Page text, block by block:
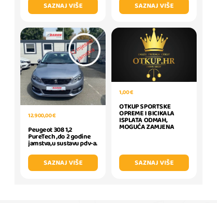
SAZNAJ VIŠE
SAZNAJ VIŠE
12.900,00 €
Peugeot 308 1,2
PureTech ,do 2 godine
jamstva,u sustavu pdv-a.
SAZNAJ VIŠE
1,00 €
OTKUP SPORTSKE
OPREME I BICIKALA
ISPLATA ODMAH,
MOGUĆA ZAMJENA
SAZNAJ VIŠE